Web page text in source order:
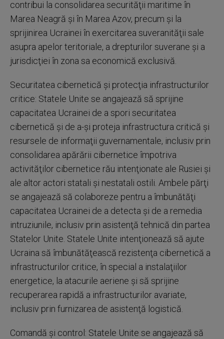
contribui la consolidarea securităţii maritime în
Marea Neagră şi în Marea Azov, precum şi la
sprijinirea Ucrainei în exercitarea suveranităţii sale
asupra apelor teritoriale, a drepturilor suverane şi a
jurisdicţiei în zona sa economică exclusivă.
Securitatea cibernetică şi protecţia infrastructurilor
critice: Statele Unite se angajează să sprijine
capacitatea Ucrainei de a spori securitatea
cibernetică şi de a-şi proteja infrastructura critică şi
resursele de informaţii guvernamentale, inclusiv prin
consolidarea apărării cibernetice împotriva
activităţilor cibernetice rău intenţionate ale Rusiei şi
ale altor actori statali şi nestatali ostili. Ambele părţi
se angajează să colaboreze pentru a îmbunătăţi
capacitatea Ucrainei de a detecta şi de a remedia
intruziunile, inclusiv prin asistenţă tehnică din partea
Statelor Unite. Statele Unite intenţionează să ajute
Ucraina să îmbunătăţească rezistenţa cibernetică a
infrastructurilor critice, în special a instalaţiilor
energetice, la atacurile aeriene şi să sprijine
recuperarea rapidă a infrastructurilor avariate,
inclusiv prin furnizarea de asistenţă logistică.
Comandă şi control: Statele Unite se angajează să